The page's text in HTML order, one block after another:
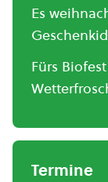
Es
Fürs
Termine